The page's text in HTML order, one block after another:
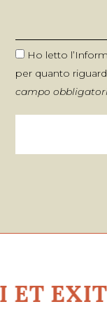
Ho letto l’
per quanto
campo